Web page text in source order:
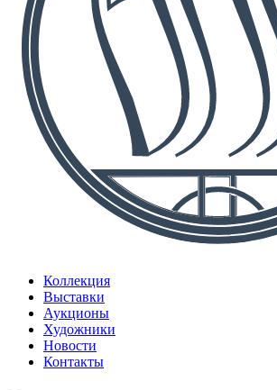
Коллекция
Выставки
Аукционы
Художники
Новости
Контакты